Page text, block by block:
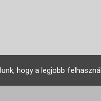
hogy a legjobb